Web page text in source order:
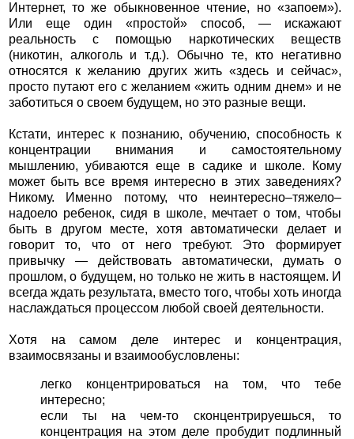
Интернет, то же обыкновенное чтение, но «запоем»).
Или еще один «простой» способ, — искажают
реальность с помощью наркотических веществ
(никотин, алкоголь и т.д.). Обычно те, кто негативно
относятся к желанию других жить «здесь и сейчас»,
просто путают его с желанием «жить одним днем» и не
заботиться о своем будущем, но это разные вещи.
Кстати, интерес к познанию, обучению, способность к
концентрации внимания и самостоятельному
мышлению, убиваются еще в садике и школе. Кому
может быть все время интересно в этих заведениях?
Никому. Именно потому, что неинтересно–тяжело–
надоело ребенок, сидя в школе, мечтает о том, чтобы
быть в другом месте, хотя автоматически делает и
говорит то, что от него требуют. Это формирует
привычку — действовать автоматически, думать о
прошлом, о будущем, но только не жить в настоящем. И
всегда ждать результата, вместо того, чтобы хоть иногда
наслаждаться процессом любой своей деятельности.
Хотя на самом деле интерес и концентрация,
взаимосвязаны и взаимообусловлены:
легко концентрироваться на том, что тебе
интересно;
если ты на чем-то сконцентрируешься, то
концентрация на этом деле пробудит подлинный